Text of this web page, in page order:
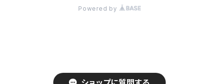
Powered by